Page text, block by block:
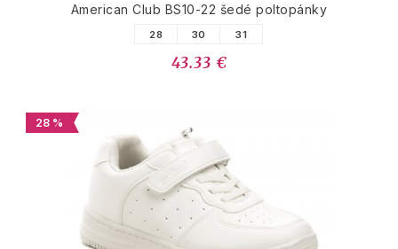
American Club BS10-22 šedé poltopánky
28 30 31
43.33 €
28 %